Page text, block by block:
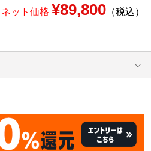
ネット価格 ¥89,800（税込）